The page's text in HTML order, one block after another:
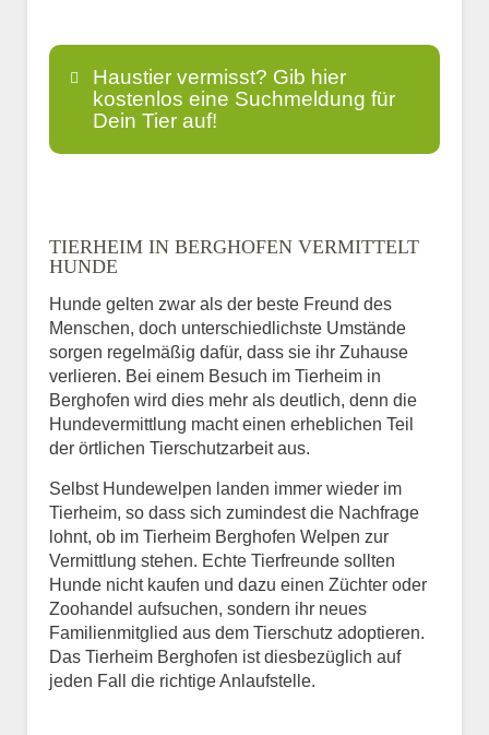
Haustier vermisst? Gib hier
kostenlos eine Suchmeldung für
Dein Tier auf!
E-Mail*
Informationen über das
Tier.
Art des Tiers*
TIERHEIM IN BERGHOFEN VERMITTELT
HUNDE
Hunde gelten zwar als der beste Freund des
Menschen, doch unterschiedlichste Umstände
sorgen regelmäßig dafür, dass sie ihr Zuhause
verlieren. Bei einem Besuch im Tierheim in
Berghofen wird dies mehr als deutlich, denn die
Hundevermittlung macht einen erheblichen Teil
der örtlichen Tierschutzarbeit aus.
Selbst Hundewelpen landen immer wieder im
Tierheim, so dass sich zumindest die Nachfrage
lohnt, ob im Tierheim Berghofen Welpen zur
Vermittlung stehen. Echte Tierfreunde sollten
Hunde nicht kaufen und dazu einen Züchter oder
Zoohandel aufsuchen, sondern ihr neues
Familienmitglied aus dem Tierschutz adoptieren.
Das Tierheim Berghofen ist diesbezüglich auf
jeden Fall die richtige Anlaufstelle.